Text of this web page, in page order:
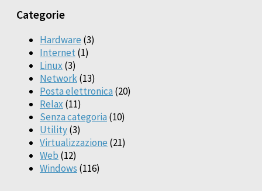
Categorie
Hardware (3)
Internet (1)
Linux (3)
Network(13)
Posta elettronica (20)
Relax (11)
Senza categoria (10)
Utility(3)
Virtualizzazione (21)
Web (12)
Windows (116)